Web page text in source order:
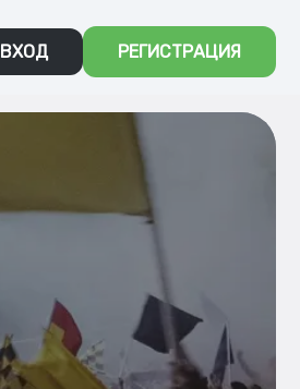
ВХОД РЕГИСТРАЦИЯ